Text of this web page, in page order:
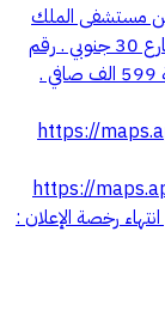
من مستشفى الملك
فيصل التخصصي . مساحة القطعة 612 متر على شارع 30 جنوبي . رقم
القطعة 113 مخطط 1/ف/1411/ط . سعر القطعة 599 الف صافي .
https://
https://
رخصة الإعلان :